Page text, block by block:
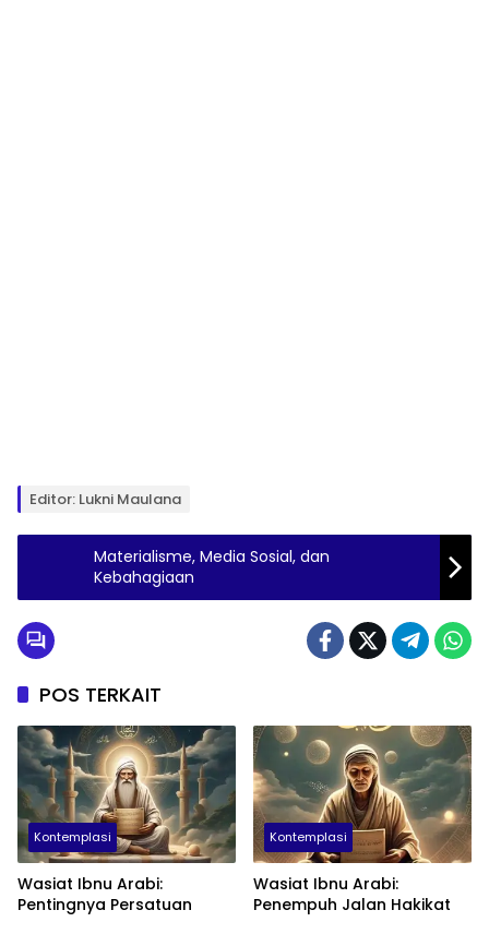
Editor: Lukni Maulana
Materialisme, Media Sosial, dan
Kebahagiaan
POS TERKAIT
Kontemplasi
Wasiat Ibnu Arabi:
Pentingnya Persatuan
Kontemplasi
Wasiat Ibnu Arabi:
Penempuh Jalan Hakikat